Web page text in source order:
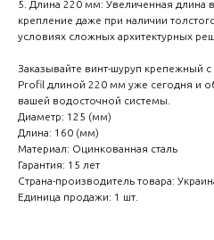
5. Длина 220 мм: Увеличенная длина
крепление даже при наличии
условиях сложных архитектурных
Заказывайте винт-шуруп крепежный
Profil длиной 220 мм уже сегодня и
вашей водосточной системы.
Диаметр: 125 (мм)
Длина: 160 (мм)
Материал: Оцинкованная сталь
Гарантия: 15 лет
Страна-производитель товара:
Единица продажи: 1 шт.